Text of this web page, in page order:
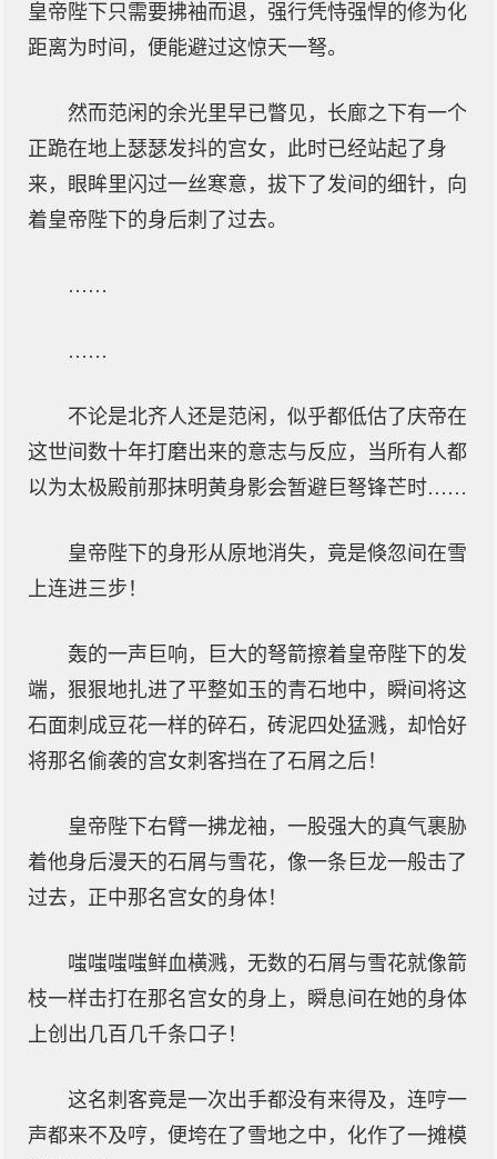
皇帝陛下只需要拂袖而退，强行凭恃强悍的修为化
距离为时间，便能避过这惊天一弩。
然而范闲的余光里早已瞥见，长廊之下有一个
正跪在地上瑟瑟发抖的宫女，此时已经站起了身
来，眼眸里闪过一丝寒意，拔下了发间的细针，向
着皇帝陛下的身后刺了过去。
……
……
不论是北齐人还是范闲，似乎都低估了庆帝在
这世间数十年打磨出来的意志与反应，当所有人都
以为太极殿前那抹明黄身影会暂避巨弩锋芒时……
皇帝陛下的身形从原地消失，竟是倏忽间在雪
上连进三步！
轰的一声巨响，巨大的弩箭擦着皇帝陛下的发
端，狠狠地扎进了平整如玉的青石地中，瞬间将这
石面刺成豆花一样的碎石，砖泥四处猛溅，却恰好
将那名偷袭的宫女刺客挡在了石屑之后！
皇帝陛下右臂一拂龙袖，一股强大的真气裹胁
着他身后漫天的石屑与雪花，像一条巨龙一般击了
过去，正中那名宫女的身体！
嗤嗤嗤嗤鲜血横溅，无数的石屑与雪花就像箭
枝一样击打在那名宫女的身上，瞬息间在她的身体
上创出几百几千条口子！
这名刺客竟是一次出手都没有来得及，连哼一
声都来不及哼，便垮在了雪地之中，化作了一摊模